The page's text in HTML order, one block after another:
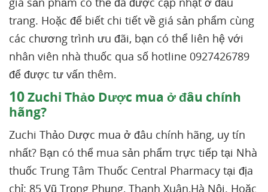
trang. Hoặc để biết chi tiết về giá sản phẩm cùng
các chương trình ưu đãi, bạn có thể liên hệ với
nhân viên nhà thuốc qua số hotline 0927426789
để được tư vấn thêm.
10Zuchi Thảo Dược mua ở đâu chính
hãng?
Zuchi Thảo Dược mua ở đâu chính hãng, uy tín
nhất? Bạn có thể mua sản phẩm trực tiếp tại Nhà
thuốc Trung Tâm Thuốc Central Pharmacy tại địa
chỉ: 85 Vũ Trọng Phụng, Thanh Xuân,Hà Nội. Hoặc